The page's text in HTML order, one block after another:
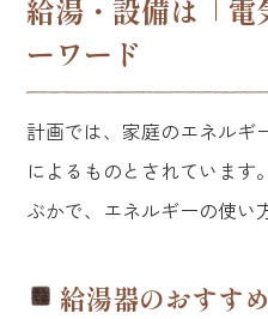
給湯・設備は「
ーワード
計画では、家庭のエネルギ
によるものとされています
ぶかで、エネルギーの使い
給湯器のおすす